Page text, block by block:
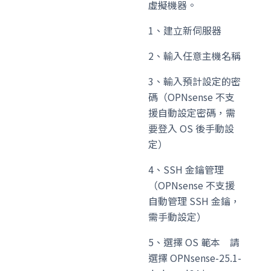
虛擬機器。
1、建立新伺服器
2、輸入任意主機名稱
3、輸入預計設定的密
碼（OPNsense 不支
援自動設定密碼，需
要登入 OS 後手動設
定）
4、SSH 金鑰管理
（OPNsense 不支援
自動管理 SSH 金鑰，
需手動設定）
5、選擇 OS 範本 請
選擇 OPNsense-25.1-